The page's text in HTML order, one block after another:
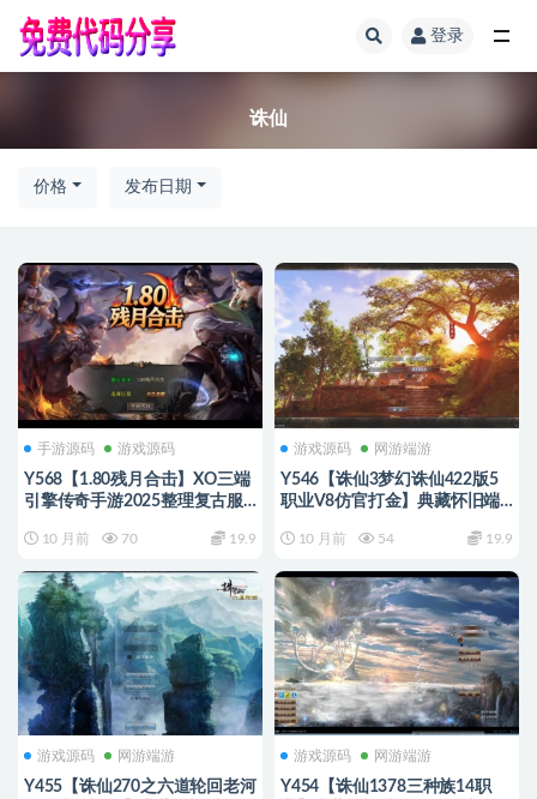
登录
诛仙
价格 发布日期
手游源码 游戏源码
Y568【1.80残月合击】XO三端
引擎传奇手游2025整理复古服
空间10 月前 70 19.9
游戏源码 网游端游
Y546【诛仙3梦幻诛仙422版5
职业V8仿官打金】典藏怀旧端
镜像端+Linux手工服务端+网页
10 月前 54 19.9
游戏源码 网游端游
Y455【诛仙270之六道轮回老河
游戏源码 网游端游
Y454【诛仙1378三种族14职